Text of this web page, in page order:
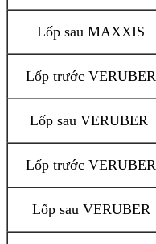
Lốp sau MAXXIS
Lốp trước VERUBER
Lốp sau VERUBER
Lốp trước VERUBER
Lốp sau VERUBER